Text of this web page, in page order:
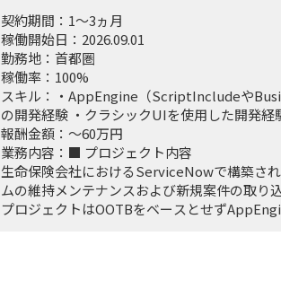
■ポジション
・エスノグラフィによる行動観察
・現場担当者へのヒアリング
・業務課題の抽出、整理、分析
・課題の構造化および改善施策の検討
・調査結果、分析結果の資料化
■契約条件
・参画期間：2026年10月1日～2026年12月28日
または2027年1月31日まで
・稼働率：100％想定
契約期間：1～3ヵ月
稼働開始日：2026.09.01
勤務地：首都圏
稼働率：100%
スキル：・AppEngine（ScriptIncludeや
の開発経験 ・クラシックUIを使用した開発経
報酬金額：～60万円
業務内容：■ プロジェクト内容
生命保険会社におけるServiceNowで構築さ
ムの維持メンテナンスおよび新規案件の取り
プロジェクトはOOTBをベースとせず